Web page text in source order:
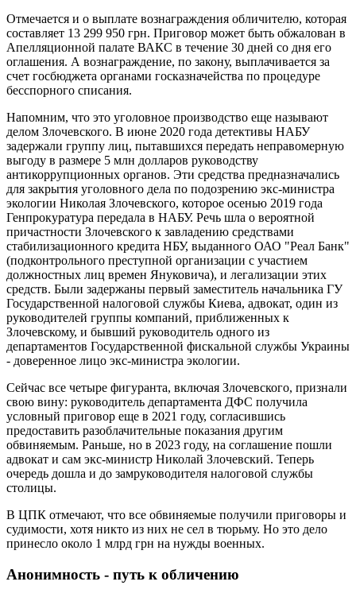
Отмечается и о выплате вознаграждения обличителю, которая
составляет 13 299 950 грн. Приговор может быть обжалован в
Апелляционной палате ВАКС в течение 30 дней со дня его
оглашения. А вознаграждение, по закону, выплачивается за
счет госбюджета органами госказначейства по процедуре
бесспорного списания.
Напомним, что это уголовное производство еще называют
делом Злочевского. В июне 2020 года детективы НАБУ
задержали группу лиц, пытавшихся передать неправомерную
выгоду в размере 5 млн долларов руководству
антикоррупционных органов. Эти средства предназначались
для закрытия уголовного дела по подозрению экс-министра
экологии Николая Злочевского, которое осенью 2019 года
Генпрокуратура передала в НАБУ. Речь шла о вероятной
причастности Злочевского к завладению средствами
стабилизационного кредита НБУ, выданного ОАО "Реал Банк"
(подконтрольного преступной организации с участием
должностных лиц времен Януковича), и легализации этих
средств. Были задержаны первый заместитель начальника ГУ
Государственной налоговой службы Киева, адвокат, один из
руководителей группы компаний, приближенных к
Злочевскому, и бывший руководитель одного из
департаментов Государственной фискальной службы Украины
- доверенное лицо экс-министра экологии.
Сейчас все четыре фигуранта, включая Злочевского, признали
свою вину: руководитель департамента ДФС получила
условный приговор еще в 2021 году, согласившись
предоставить разоблачительные показания другим
обвиняемым. Раньше, но в 2023 году, на соглашение пошли
адвокат и сам экс-министр Николай Злочевский. Теперь
очередь дошла и до замруководителя налоговой службы
столицы.
В ЦПК отмечают, что все обвиняемые получили приговоры и
судимости, хотя никто из них не сел в тюрьму. Но это дело
принесло около 1 млрд грн на нужды военных.
Анонимность - путь к обличению